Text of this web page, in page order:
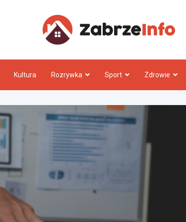
Kultura Rozrywka Sport Zdrowie